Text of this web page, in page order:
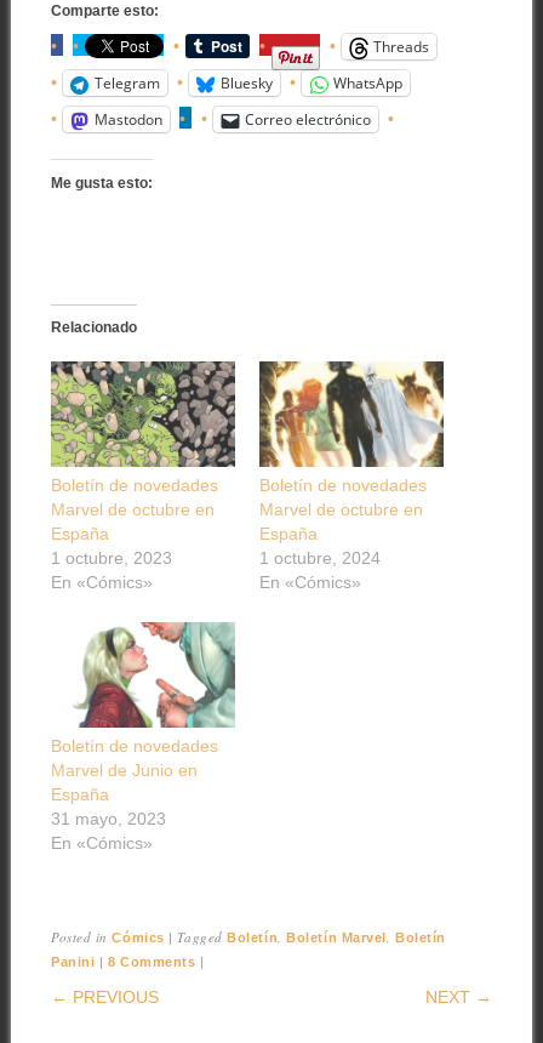
Comparte esto:
Threads
Telegram
Bluesky
WhatsApp
Mastodon
Correo electrónico
Me gusta esto:
Relacionado
Boletín de novedades
Marvel de octubre en
España
1 octubre, 2023
En «Cómics»
Boletín de novedades
Marvel de octubre en
España
1 octubre, 2024
En «Cómics»
Boletín de novedades
Marvel de Junio en
España
31 mayo, 2023
En «Cómics»
Posted inCómics |TaggedBoletín,Boletín Marvel,Boletín
Panini | 8 Comments |
POST NAVIGATION
← PREVIOUS NEXT →